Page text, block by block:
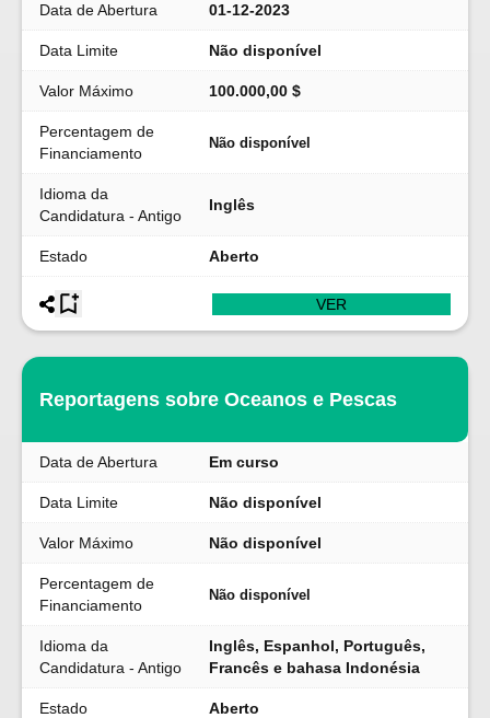
Data de Abertura 01-12-2023
Data Limite Não disponível
Valor Máximo 100.000,00 $
Percentagem de
Financiamento
Não disponível
Idioma da
Candidatura - Antigo
Inglês
Estado Aberto
VER
Reportagens sobre Oceanos e Pescas
Data de Abertura Em curso
Data Limite Não disponível
Valor Máximo Não disponível
Percentagem de
Financiamento
Não disponível
Idioma da
Candidatura - Antigo
Inglês, Espanhol, Português,
Francês e bahasa Indonésia
Estado Aberto